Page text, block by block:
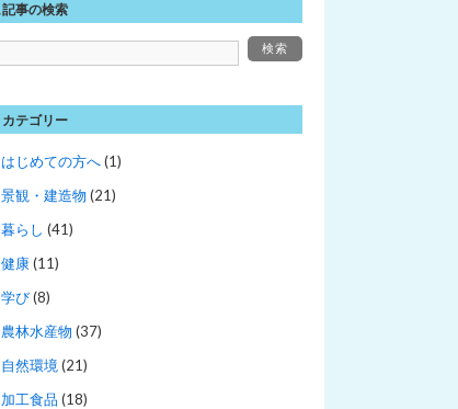
記事の検索
カテゴリー
はじめての方へ(1)
景観・建造物 (21)
暮らし (41)
健康(11)
学び(8)
農林水産物 (37)
自然環境 (21)
加工食品 (18)